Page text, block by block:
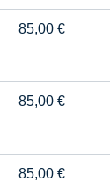
85,00 €
85,00 €
85,00 €